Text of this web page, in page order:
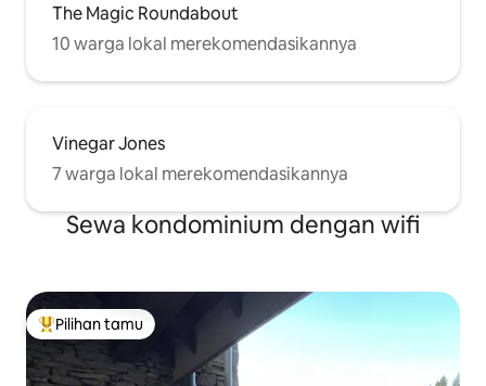
The Magic Roundabout
10 warga lokal merekomendasikannya
Vinegar Jones
7 warga lokal merekomendasikannya
Sewa kondominium dengan wifi
Pilihan tamu terpopuler
Pilihan tamu